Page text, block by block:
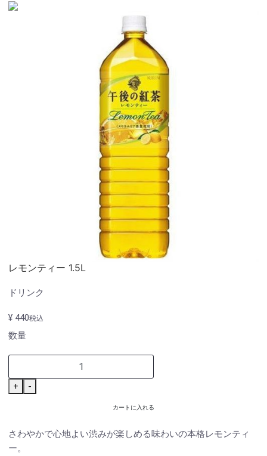
レモンティー 1.5L
ドリンク
¥ 440税込
数量
+ -
カートに入れる
さわやかで心地よい渋みが楽しめる味わいの本格レモンティ
ー。